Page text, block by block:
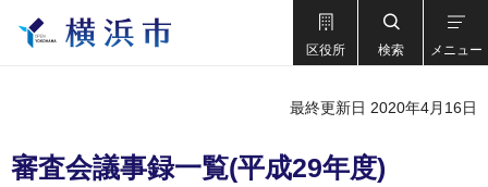
区役所 検索 メニュー
最終更新日 2020年4月16日
審査会議事録一覧(平成29年度)